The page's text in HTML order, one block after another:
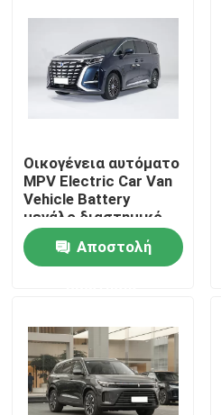
Σχετικά με εμάς
Ποιοτικός έλεγχος
επαφή
Όλες οι περιπτώσεις
Ζητήστε ένα απόσπασμα
Οικογένεια αυτόματο
MPV Electric Car Van
Vehicle Battery
μεγάλο διαστημικό
Tengshi D9 DM-Ι 970
Αποστολή